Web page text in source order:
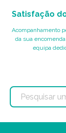
Satisfação
Acompanhamento
da sua
equipa